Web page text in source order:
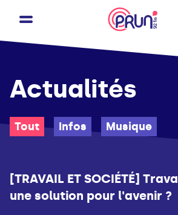
Actualités
Tout Infos
Musique
[TRAVAIL ET SOCIÉTÉ]
une solution pour l'avenir ?